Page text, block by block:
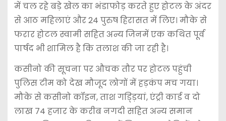
में चल रहे बड़े खेल का भंडाफोड़ करते हुए होटल के अंदर
से आठ महिलाएं और 24 पुरुष हिरासत में लिए। मौके से
फरार होटल स्वामी सहित अन्य जिनमें एक कथित पूर्व
पार्षद भी शामिल है कि तलाश की जा रही है।
कसीनो की सूचना पर औचक तौर पर होटल पहुंची
पुलिस टीम को देख मौजूद लोगों में हड़कंप मच गया।
मौके से कसीनो कॉइन, ताश गड्ड़ियां, एंट्री कार्ड व दो
लाख 74 हजार के करीब नगदी सहित अन्य समान